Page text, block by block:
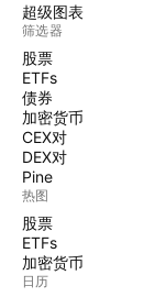
超级图表
筛选器
股票
ETFs
债券
加密货币
CEX对
DEX对
Pine
热图
股票
ETFs
加密货币
日历